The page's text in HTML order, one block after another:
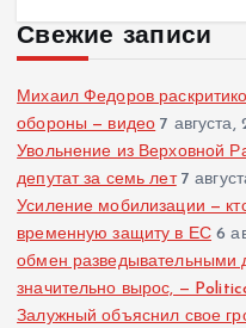
Свежие записи
Михаил Федоров
обороны — видео 7 августа,
Увольнение из Верховной
депутат за семь лет 7
Усиление мобилизации —
временную защиту в ЕС 6
обмен
значительно вырос, —
Залужный объяснил свое